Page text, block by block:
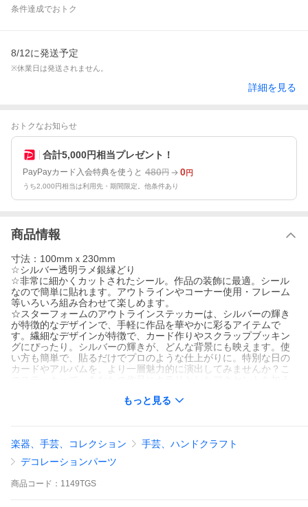
条件達成でおトク
8/12に発送予定
※休業日は発送されません。
詳細を見る
おトクなお知らせ
合計5,000円相当プレゼント！
PayPayカード入会特典を使うと 480円 0円
うち2,000円相当は利用先・期間限定。他条件あり
商品情報
寸法：100mmｘ230mm
☆シルバー透明ラメ銀縁どり
☆非常に細かくカットされたシール。作品の装飾に最適。シール
なので簡単に貼れます。アウトラインやコーナー使用・フレーム
等いろいろ組み合わせて楽しめます。
☆スターフォームのアウトラインステッカーは、シルバーの輝き
が特徴的なデザインで、手軽に作品を華やかに彩るアイテムで
す。繊細なデザインが特徴で、カード作りやスクラップブッキン
グにぴったり。シルバーの輝きが、どんな背景にも映えます。使
い方も簡単で、貼るだけでプロのような仕上がりに。特別な日の
カードやアルバムを、より一層魅力的に演出してみませんか？こ
☆写真はモノクロで表示されています。カラーはシルバーとゴー
もっと見る
楽器、手芸、コレクション
手芸、ハンドクラフト
デコレーションパーツ
商品 コード： 1149TGS